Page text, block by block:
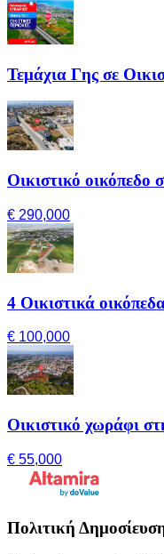
Τεμάχια Γης σε
Οικιστικό οικόπεδο
€ 290,000
4 Οικιστικά
€ 100,000
Οικιστικό χωράφι
€ 55,000
Πολιτική